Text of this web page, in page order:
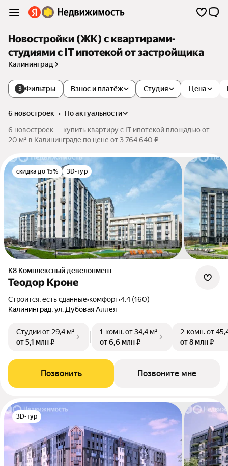
Новостройки (ЖК) с квартирами-
студиями с IT ипотекой от застройщика
Калининград
3 Фильтры Цена
Взнос и платёж Студия
6 новостроек •
по актуальности
6 новостроек — купить квартиру с IT ипотекой площадью от
20 м² в Калининграде по цене от 3 764 640 ₽
скидка до 15% 3D-тур
К8 Комплексный девелопмент
Теодор Кроне
Строится, есть сданные•комфорт•4.4 (160)
Калининград, ул. Дубовая Аллея
Студииот 29,4 м²
от 5,1 млн ₽
1-комн.от 34,4 м²
от 6,6 млн ₽
2-комн.от
от 8 млн ₽
Позвонить Позвоните мне
3D-тур